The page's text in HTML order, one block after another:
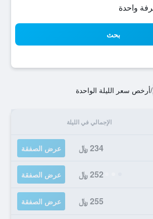
بحث
/أرخص سعر الليلة الواحدة
الإجمالي في الليلة
234 ﷼ عرض الصفقة
252 ﷼ عرض الصفقة
255 ﷼ عرض الصفقة